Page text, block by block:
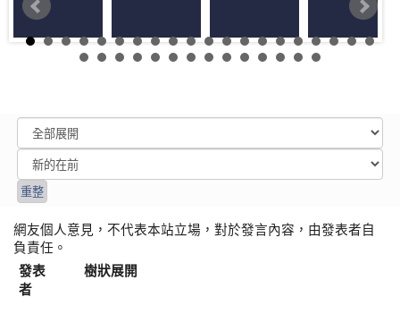
網友個人意見，不代表本站立場，對於發言內容，由發表者自
負責任。
發表
者
樹狀展開